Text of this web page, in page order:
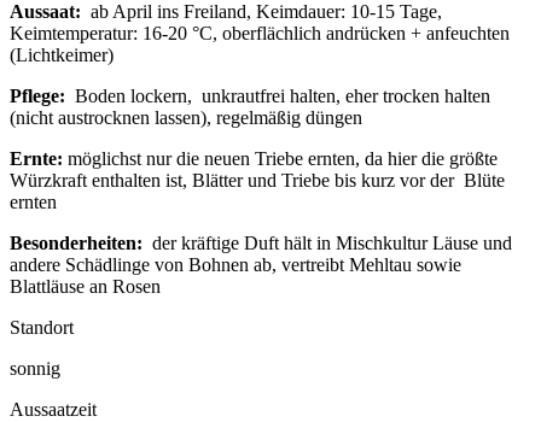
Aussaat: ab April ins Freiland, Keimdauer: 10-15 Tage,
Keimtemperatur: 16-20 °C, oberflächlich andrücken + anfeuchten
(Lichtkeimer)
Pflege: Boden lockern, unkrautfrei halten, eher trocken halten
(nicht austrocknen lassen), regelmäßig düngen
Ernte: möglichst nur die neuen Triebe ernten, da hier die größte
Würzkraft enthalten ist, Blätter und Triebe bis kurz vor der Blüte
ernten
Besonderheiten: der kräftige Duft hält in Mischkultur Läuse und
andere Schädlinge von Bohnen ab, vertreibt Mehltau sowie
Blattläuse an Rosen
Standort
sonnig
Aussaatzeit